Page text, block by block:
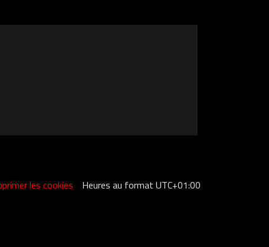
Heures au formatUTC+01:00
les cookies